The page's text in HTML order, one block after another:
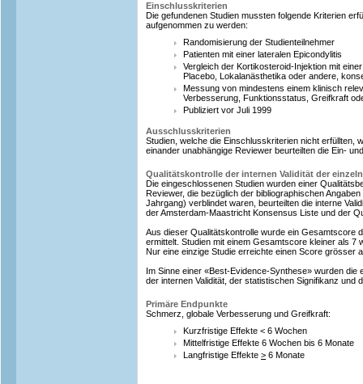
Einschlusskriterien
Die gefundenen Studien mussten folgende Kriterien
aufgenommen zu werden:
Randomisierung der Studienteilnehmer
Patienten mit einer lateralen Epicondylitis
Vergleich der Kortikosteroid-Injektion mit
Placebo, Lokalanästhetika oder andere,
Messung von mindestens einem klinisch
Verbesserung, Funktionsstatus, Greifkraft
Publiziert vor Juli 1999
Ausschlusskriterien
Studien, welche die Einschlusskriterien nicht erfüllten,
einander unabhängige Reviewer beurteilten die Ein-
Qualitätskontrolle der internen Validität der
Die eingeschlossenen Studien wurden einer
Reviewer, die bezüglich der bibliographischen
Jahrgang) verblindet waren, beurteilten die interne
der Amsterdam-Maastricht Konsensus Liste und der
Aus dieser Qualitätskontrolle wurde ein Gesamtscore
ermittelt. Studien mit einem Gesamtscore kleiner als 7
Nur eine einzige Studie erreichte einen Score grösser
Im Sinne einer «Best-Evidence-Synthese» wurden die
der internen Validität, der statistischen Signifikanz und
Primäre Endpunkte
Schmerz, globale Verbesserung und Greifkraft:
Kurzfristige Effekte < 6 Wochen
Mittelfristige Effekte 6 Wochen bis 6 Monate
Langfristige Effekte > 6 Monate